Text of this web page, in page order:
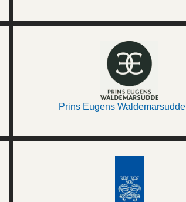
Prins Eugens Waldemarsudde